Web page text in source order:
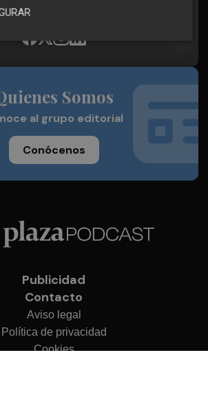
desde cualquier medio
Somos
al grupo editorial
Conócenos
Publicidad
Contacto
Aviso legal
Política de privacidad
Cookies